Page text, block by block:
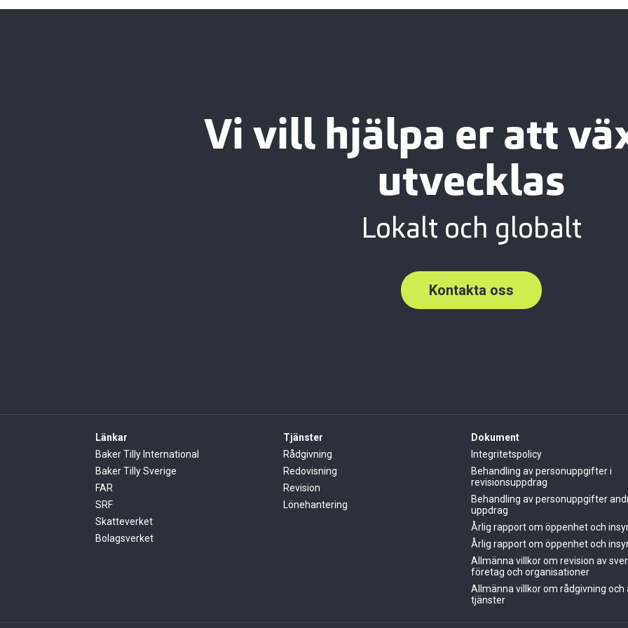
Vi vill hjälpa er att
utvecklas
Lokalt och globalt
Kontakta oss
Länkar
Baker Tilly International
Baker Tilly Sverige
FAR
SRF
Skatteverket
Bolagsverket
Tjänster
Rådgivning
Redovisning
Revision
Lönehantering
Dokument
Integritetspolicy
Behandling av personuppgifter i
revisionsuppdrag
Behandling av personuppgifter
uppdrag
Årlig rapport om öppenhet och
Årlig rapport om öppenhet och
Allmänna villkor om revision av
företag och organisationer
Allmänna villkor om rådgivning och
tjänster